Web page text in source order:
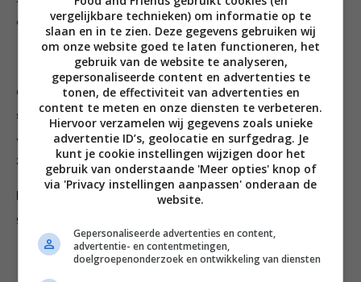
olijfolie en dien op.
Gebruik een pastinaak in plaats van wortel, of in
stukjes gesneden sperziebonen in plaats van erwtjes.
Je kunt bijna alle groenten in deze soep gebruiken,
zelfs spruitjes of botersla.
Nog meer groenten-recepten? Download hier het
gratis groente-weekmenu:
vergelijkbare technieken) om informatie op te
slaan en in te zien. Deze gegevens gebruiken wij
om onze website goed te laten functioneren, het
gebruik van de website te analyseren,
gepersonaliseerde content en advertenties te
tonen, de effectiviteit van advertenties en
content te meten en onze diensten te verbeteren.
Hiervoor verzamelen wij gegevens zoals unieke
advertentie ID’s, geolocatie en surfgedrag. Je
kunt je cookie instellingen wijzigen door het
gebruik van onderstaande 'Meer opties' knop of
via 'Privacy instellingen aanpassen' onderaan de
website.
Gepersonaliseerde advertenties en content,
advertentie- en contentmetingen,
doelgroepenonderzoek en ontwikkeling van diensten